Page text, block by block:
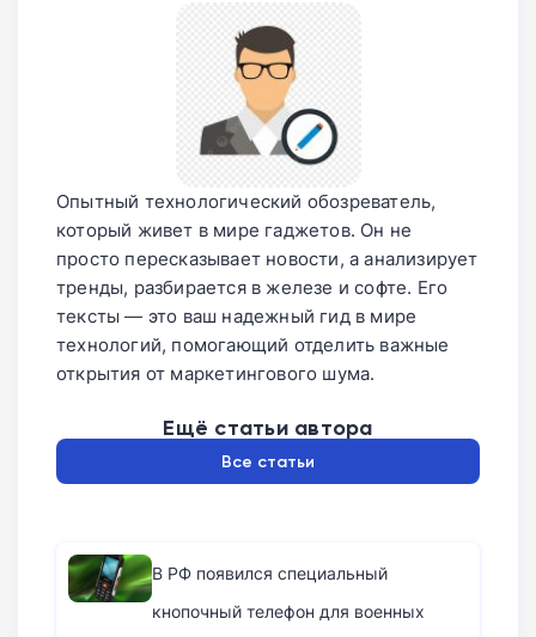
Опытный технологический обозреватель,
который живет в мире гаджетов. Он не
просто пересказывает новости, а анализирует
тренды, разбирается в железе и софте. Его
тексты — это ваш надежный гид в мире
технологий, помогающий отделить важные
открытия от маркетингового шума.
Ещё статьи автора
Все статьи
В РФ появился специальный
кнопочный телефон для военных